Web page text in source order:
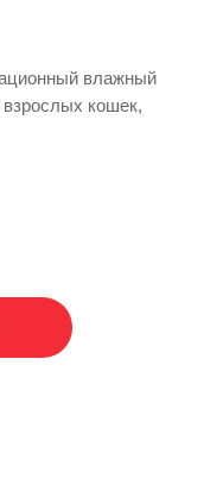
влажный
кошек,